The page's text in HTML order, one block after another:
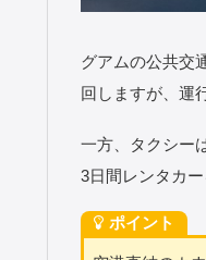
グアムの公共交
回しますが、運
一方、タクシー
3日間レンタカ
ポイント